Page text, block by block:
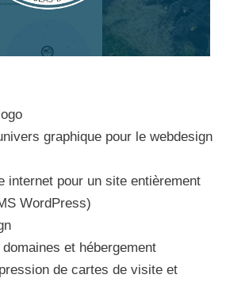
graphique pour le webdesign
internet pour un site entièrement
WordPress)
et hébergement
de cartes de visite et